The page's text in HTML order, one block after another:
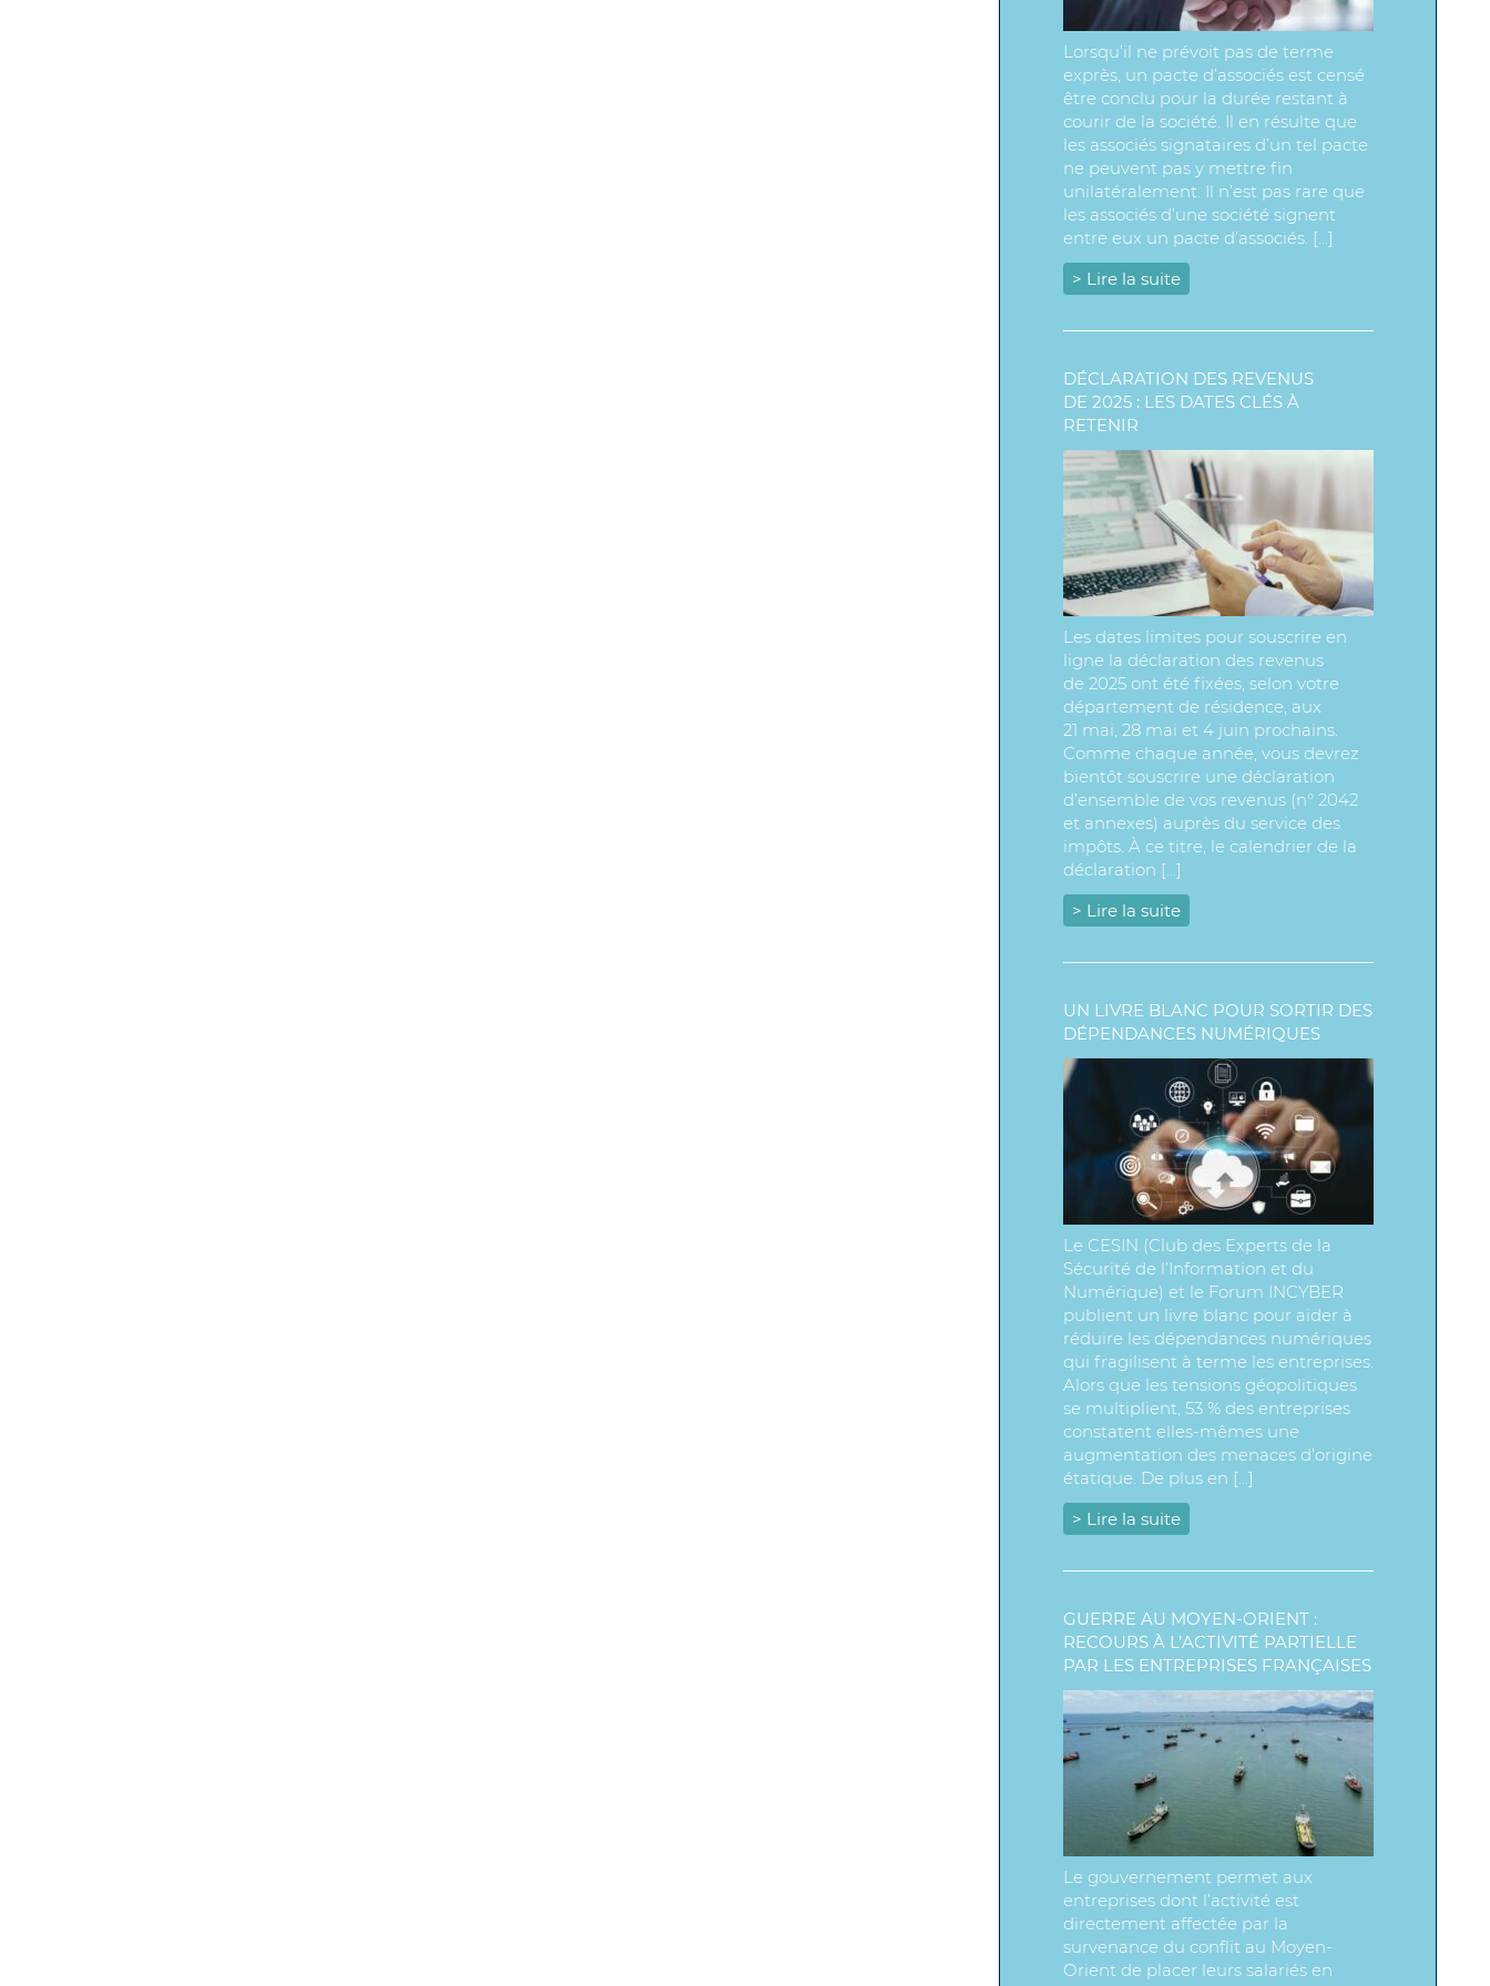
Lorsqu’il ne prévoit pas de terme
exprès, un pacte d’associés est censé
être conclu pour la durée restant à
courir de la société. Il en résulte que
les associés signataires d’un tel pacte
ne peuvent pas y mettre fin
unilatéralement. Il n’est pas rare que
les associés d’une société signent
entre eux un pacte d’associés. […]
> Lire la suite
DÉCLARATION DES REVENUS
DE 2025 : LES DATES CLÉS À
RETENIR
Les dates limites pour souscrire en
ligne la déclaration des revenus
de 2025 ont été fixées, selon votre
département de résidence, aux
21 mai, 28 mai et 4 juin prochains.
Comme chaque année, vous devrez
bientôt souscrire une déclaration
d’ensemble de vos revenus (n° 2042
et annexes) auprès du service des
impôts. À ce titre, le calendrier de la
déclaration […]
> Lire la suite
UN LIVRE BLANC POUR SORTIR DES
DÉPENDANCES NUMÉRIQUES
Le CESIN (Club des Experts de la
Sécurité de l’Information et du
Numérique) et le Forum INCYBER
publient un livre blanc pour aider à
réduire les dépendances numériques
qui fragilisent à terme les entreprises.
Alors que les tensions géopolitiques
se multiplient, 53 % des entreprises
constatent elles-mêmes une
augmentation des menaces d’origine
étatique. De plus en […]
> Lire la suite
GUERRE AU MOYEN-ORIENT :
RECOURS À L’ACTIVITÉ PARTIELLE
PAR LES ENTREPRISES FRANÇAISES
Le gouvernement permet aux
entreprises dont l’activité est
directement affectée par la
survenance du conflit au Moyen-
Orient de placer leurs salariés en